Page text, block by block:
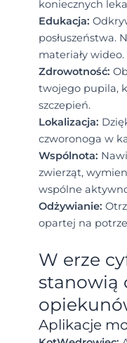
koniecznych
Edukacja:
posłuszeństwa.
materiały wideo.
Zdrowotność:
twojego pupila,
szczepień.
Lokalizacja:
czworonoga w
Wspólnota:
zwierząt,
wspólne
Odżywianie:
opartej na
W erze
stanowią
Aplikacje